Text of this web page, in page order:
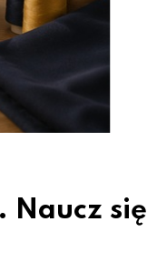
Naucz się